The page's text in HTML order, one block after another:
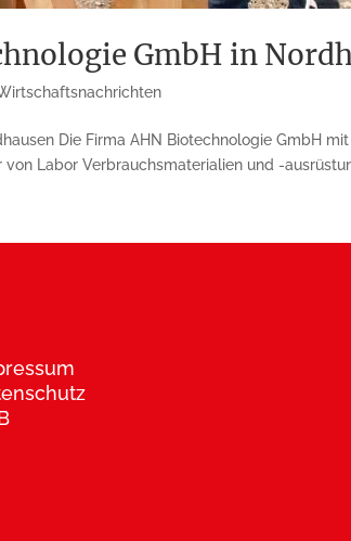
GmbH in
Die Firma AHN Biotechnologie GmbH
Labor Verbrauchsmaterialien und -